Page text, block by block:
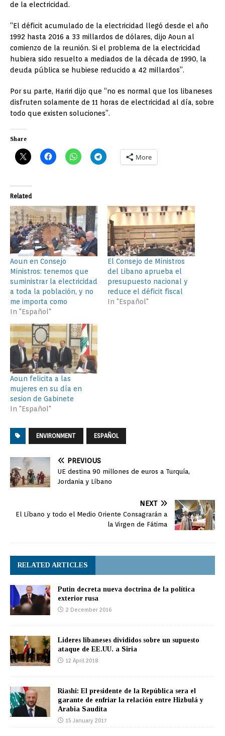
de la electricidad.
“El déficit acumulado de la electricidad llegó desde el año
1992 hasta 2016 a 33 millardos de dólares, dijo Aoun al
comienzo de la reunión. Si el problema de la electricidad
hubiera sido resuelto a mediados de la década de 1990, la
deuda pública se hubiese reducido a 42 millardos”.
Por su parte, Hariri dijo que “no es normal que los libaneses
disfruten solamente de 11 horas de electricidad al día, sobre
todo que existen soluciones”.
Share
More
Related
Aoun en Consejo
Ministros: tenemos que
suministrar la electricidad
a toda la población, y no
me importa como
In "Español"
El Consejo de Ministros
del Libano aprueba el
presupuesto nacional y
reduce el déficit fiscal
In "Español"
Aoun felicita a las
mujeres en su día en
sesion de Gabinete
In "Español"
ENVIRONMENT ESPAÑOL
PREVIOUS
UE destina 90 millones de euros a Turquía,
Jordania y Líbano
NEXT
El Líbano y todo el Medio Oriente Consagrarán a
la Virgen de Fátima
RELATED ARTICLES
Putin decreta nueva doctrina de la política
exterior rusa
2 December 2016
Lideres libaneses divididos sobre un supuesto
ataque de EE.UU. a Siria
12 April 2018
Riashi: El presidente de la República sera el
garante de enfriar la relación entre Hizbulá y
Arabia Saudita
15 January 2017